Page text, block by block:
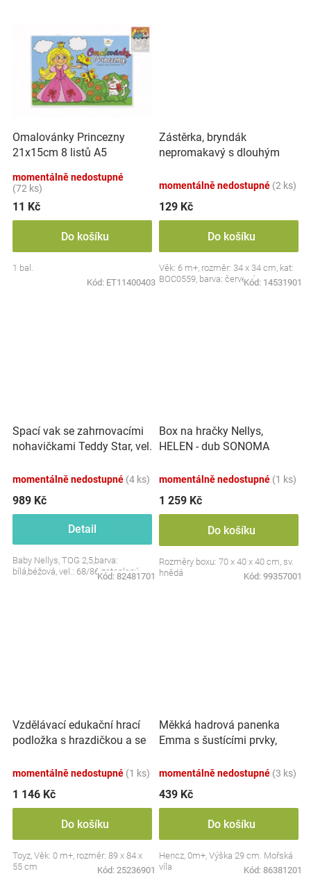
Omalovánky Princezny
21x15cm 8 listů A5
momentálně nedostupné
(72 ks)
11 Kč
Do košíku
1 bal.
Kód: ET11400403
Zástěrka, bryndák
nepromakavý s dlouhým
momentálně nedostupné (2 ks)
129 Kč
Do košíku
Věk: 6 m+, rozměr: 34 x 34 cm, kat:
BOC0559, barva: červená
Kód: 14531901
Spací vak se zahrnovacími
nohavičkami Teddy Star, vel.
momentálně nedostupné (4 ks)
989 Kč
Detail
Baby Nellys, TOG 2,5,barva:
bílá,béžová, vel.: 68/86 zateplený
Kód: 82481701
Box na hračky Nellys,
HELEN - dub SONOMA
momentálně nedostupné (1 ks)
1 259 Kč
Do košíku
Rozměry boxu: 70 x 40 x 40 cm, sv.
hnědá
Kód: 99357001
Vzdělávací edukační hrací
podložka s hrazdičkou a se
momentálně nedostupné (1 ks)
1 146 Kč
Do košíku
Toyz, Věk: 0 m+, rozměr: 89 x 84 x
55 cm
Kód: 25236901
Měkká hadrová panenka
Emma s šustícími prvky,
momentálně nedostupné (3 ks)
439 Kč
Do košíku
Hencz, 0m+, Výška 29 cm. Mořská
víla
Kód: 86381201